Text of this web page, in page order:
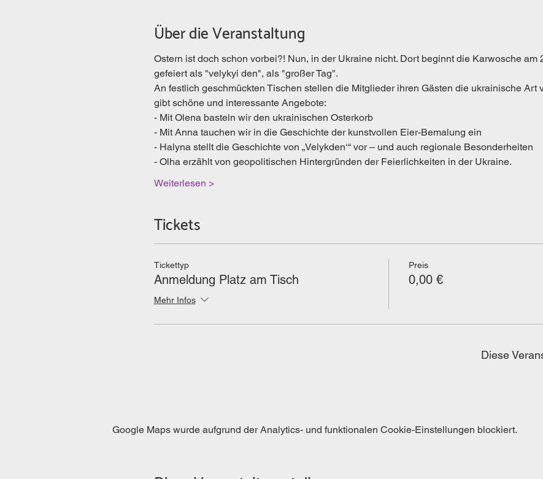
Über die Veranstaltung
Ostern ist doch schon vorbei?! Nun, in der Ukraine nicht. Dort beginnt die Karwosche am
gefeiert als "velykyi den", als "großer Tag".
An festlich geschmückten Tischen stellen die Mitglieder ihren Gästen die ukrainische Art
gibt schöne und interessante Angebote:
- Mit Olena basteln wir den ukrainischen Osterkorb
- Mit Anna tauchen wir in die Geschichte der kunstvollen Eier-Bemalung ein
- ⁠Halyna stellt die Geschichte von „Velykden‘“ vor – und auch regionale Besonderheiten
- Olha erzählt von geopolitischen Hintergründen der Feierlichkeiten in der Ukraine.
Weiterlesen >
Tickets
Tickettyp
Anmeldung Platz am Tisch
Mehr Infos
Preis
0,00 €
Diese
Google Maps wurde aufgrund der Analytics- und funktionalen Cookie-Einstellungen blockiert.